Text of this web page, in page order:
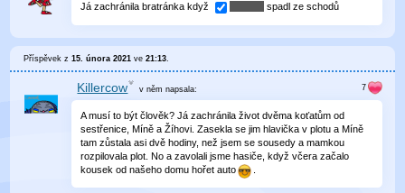
Já zachránila bratránka když spadl ze schodů
Příspěvek z15. února 2021 ve21:13
Killercow v něm napsala:
A musí to být člověk? Já zachránila život dvěma koťatům od
sestřenice, Míně a Žíhovi. Zasekla se jim hlavička v plotu a Míně
tam zůstala asi dvě hodiny, než jsem se sousedy a mamkou
rozpilovala plot. No a zavolali jsme hasiče, když včera začalo
kousek od našeho domu hořet auto
.